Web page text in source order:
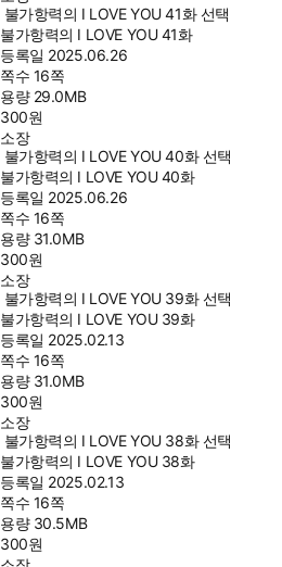
불가항력의 I LOVE YOU 41화 선택
불가항력의 I LOVE YOU 41화
등록일 2025.06.26
쪽수 16쪽
용량 29.0MB
300원
소장
불가항력의 I LOVE YOU 40화 선택
불가항력의 I LOVE YOU 40화
등록일 2025.06.26
쪽수 16쪽
용량 31.0MB
300원
소장
불가항력의 I LOVE YOU 39화 선택
불가항력의 I LOVE YOU 39화
등록일 2025.02.13
쪽수 16쪽
용량 31.0MB
300원
소장
불가항력의 I LOVE YOU 38화 선택
불가항력의 I LOVE YOU 38화
등록일 2025.02.13
쪽수 16쪽
용량 30.5MB
300원